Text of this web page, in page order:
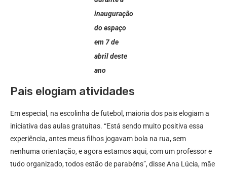
inauguração
do espaço
em 7 de
abril deste
ano
Pais elogiam atividades
Em especial, na escolinha de futebol, maioria dos pais elogiam a
iniciativa das aulas gratuitas. “Está sendo muito positiva essa
experiência, antes meus filhos jogavam bola na rua, sem
nenhuma orientação, e agora estamos aqui, com um professor e
tudo organizado, todos estão de parabéns”, disse Ana Lúcia, mãe